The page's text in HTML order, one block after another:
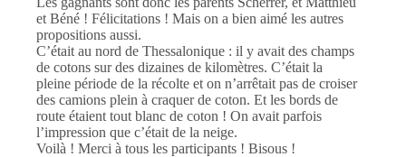
et Béné ! Félicitations ! Mais on a bien aimé les autres
propositions aussi.
C’était au nord de Thessalonique : il y avait des champs
de cotons sur des dizaines de kilomètres. C’était la
pleine période de la récolte et on n’arrêtait pas de croiser
des camions plein à craquer de coton. Et les bords de
route étaient tout blanc de coton ! On avait parfois
l’impression que c’était de la neige.
Voilà ! Merci à tous les participants ! Bisous !